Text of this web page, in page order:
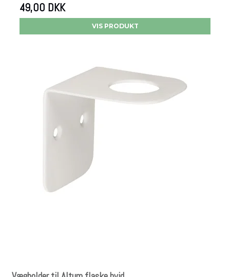
49,00 DKK
VIS PRODUKT